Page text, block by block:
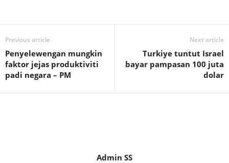
Previous article
Penyelewengan mungkin
faktor jejas produktiviti
padi negara – PM
Next article
Turkiye tuntut Israel
bayar pampasan 100 juta
dolar
Admin SS